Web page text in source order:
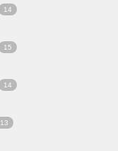
14
15
14
13